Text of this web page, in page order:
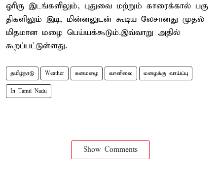
ஓரிரு இடங்களிலும், புதுவை மற்றும் காரைக்கால் பகு
திகளிலும் இடி, மின்னலுடன் கூடிய லேசானது முதல்
மிதமான மழை பெய்யக்கூடும்.இவ்வாறு அதில்
கூறப்பட்டுள்ளது.
தமிழ்நாடு Weather கனமழை வானிலை மழைக்கு வாய்ப்பு
In Tamil Nadu
Show Comments